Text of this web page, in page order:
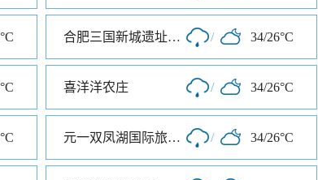
合肥三国新城遗址公园 / 34/26°C
喜洋洋农庄 / 34/26°C
元一双凤湖国际旅游度假区 / 34/26°C